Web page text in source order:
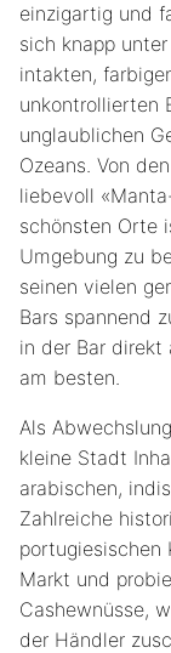
einzigartig und
sich knapp
intakten,
unkontrollierten
unglaublichen
Ozeans. Von
liebevoll
schönsten Orte
Umgebung zu
seinen vielen
Bars spannend
in der Bar direkt
am besten.
Als
kleine Stadt
arabischen,
Zahlreiche
portugiesischen
Markt und
Cashewnüsse,
der Händler